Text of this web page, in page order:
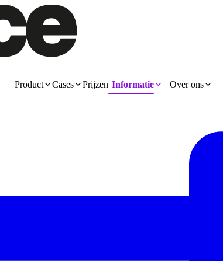
Product Cases Prijzen Informatie Over ons